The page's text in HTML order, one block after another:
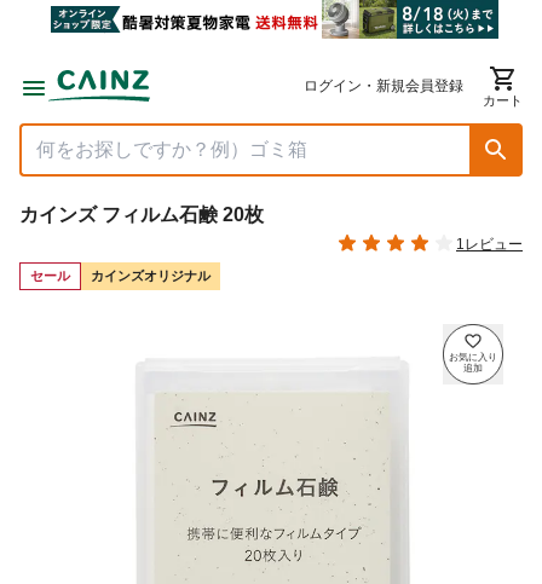
ログイン・新規会員登録
カート
カインズ フィルム石鹸 20枚
1レビュー
セール カインズオリジナル